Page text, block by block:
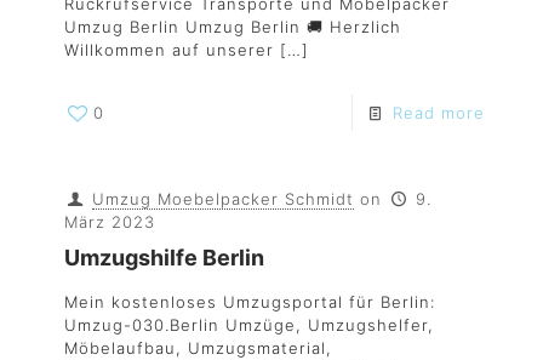
Umzug Berlin Umzug Berlin 🚚 Herzlich
Willkommen auf unserer […]
0 Read more
Umzug Moebelpacker Schmidt on
9.
März 2023
Umzugshilfe Berlin
Mein kostenloses Umzugsportal für Berlin:
Umzug-030.Berlin Umzüge, Umzugshelfer,
Möbelaufbau, Umzugsmaterial,